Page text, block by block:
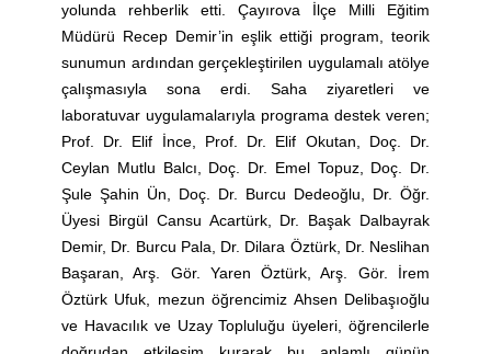
yolunda rehberlik etti. Çayırova İlçe Milli Eğitim
Müdürü Recep Demir’in eşlik ettiği program, teorik
sunumun ardından gerçekleştirilen uygulamalı atölye
çalışmasıyla sona erdi. Saha ziyaretleri ve
laboratuvar uygulamalarıyla programa destek veren;
Prof. Dr. Elif İnce, Prof. Dr. Elif Okutan, Doç. Dr.
Ceylan Mutlu Balcı, Doç. Dr. Emel Topuz, Doç. Dr.
Şule Şahin Ün, Doç. Dr. Burcu Dedeoğlu, Dr. Öğr.
Üyesi Birgül Cansu Acartürk, Dr. Başak Dalbayrak
Demir, Dr. Burcu Pala, Dr. Dilara Öztürk, Dr. Neslihan
Başaran, Arş. Gör. Yaren Öztürk, Arş. Gör. İrem
Öztürk Ufuk, mezun öğrencimiz Ahsen Delibaşıoğlu
ve Havacılık ve Uzay Topluluğu üyeleri, öğrencilerle